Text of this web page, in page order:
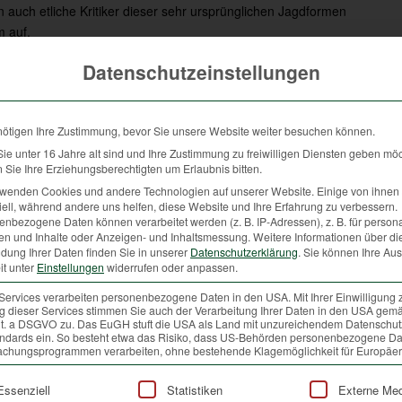
etliche Kritiker dieser sehr ursprünglichen Jagdformen
auf.
wird erkennen, dass sich die Vorwürfe eines
Im Gegenteil: Eine Treibjagd ist eine relativ störungsarme
Wildtiere besitzen nämlich angeborene und
erlernte Strategien zur Feindvermeidung. Diese
setzen sie mehr oder weniger erfolgreich ein. So
beobachten die einen und suchen ihr Heil in der
Flucht. Die anderen verstecken sich und vertrauen
auf ihre Tarnung. Störungen, egal ob sie nun durch
Jäger, Spaziergänger, Hundeführer oder durch
andere Tiere verursacht werden, sind im
natürlichen Verhaltensspektrum der Wildtiere
integriert. Allein die Anzahl, aber auch die Jahres-
und Tageszeit der Störreize sind für das
Wohlergehen der Tiere relevant.
ist dies für das Wildtier. Eine für den Menschen dramatisch
Datenschutzeinstellungen
Ihre Zustimmung, bevor Sie unsere Website weiter besuchen können.
unter 16 Jahre alt sind und Ihre Zustimmung zu freiwilligen Diensten geben
Sie Ihre Erziehungsberechtigten um Erlaubnis bitten.
Cookies und andere Technologien auf unserer Website. Einige von ihnen
während andere uns helfen, diese Website und Ihre Erfahrung zu verbessern.
Daten können verarbeitet werden (z. B. IP-Adressen), z. B. für
und Inhalte oder Anzeigen- und Inhaltsmessung. Weitere Informationen über
Ihrer Daten finden Sie in unserer Datenschutzerklärung. Sie können Ihre
unter Einstellungen widerrufen oder anpassen.
verarbeiten personenbezogene Daten in den USA. Mit Ihrer Einwilligung
dieser Services stimmen Sie auch der Verarbeitung Ihrer Daten in den USA
a DSGVO zu. Das EuGH stuft die USA als Land mit unzureichendem
ein. So besteht etwa das Risiko, dass US-Behörden personenbezogene
verarbeiten, ohne bestehende Klagemöglichkeit für Europäer.
eine Liste der Service-Gruppen, für die eine
Statistiken Externe